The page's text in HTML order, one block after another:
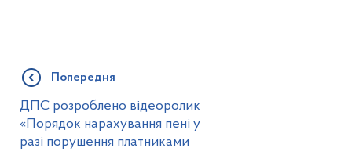
Попередня
ДПС розроблено відеоролик
«Порядок нарахування пені у
разі порушення платниками